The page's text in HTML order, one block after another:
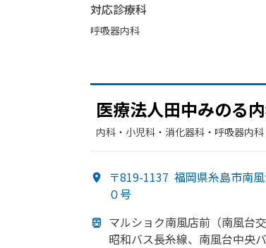
対応診療科
呼吸器内科
医療法人田中みのる
内科・​小児科・​消化器科・​呼吸器内
〒819-1137 福岡県糸島市南
０号
マルショク南風店前 （南風台
昭和バス長糸線、 南風台中央